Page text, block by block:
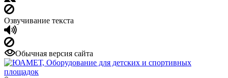
Озвучивание текста
Обычная версия сайта